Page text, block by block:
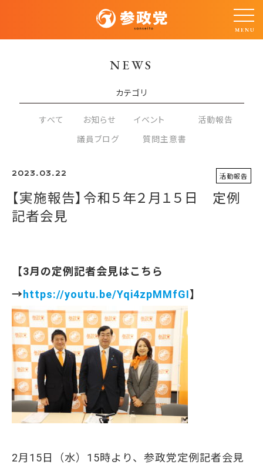
NEWS
カテゴリ
すべて お知らせ イベント
活動報告
議員ブログ
質問主意書
2023.03.22 活動報告
【実施報告】令和５年２月１５日 定例
記者会見
【3月の定例記者会見はこちら
→ https://youtu.be/Yqi4zpMMfGI】
2月15日（水）15時より、参政党定例記者会見